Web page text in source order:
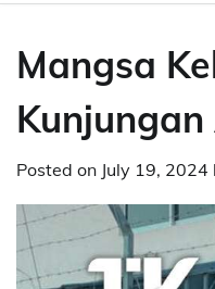
Mangsa
Posted on July 19, 2024